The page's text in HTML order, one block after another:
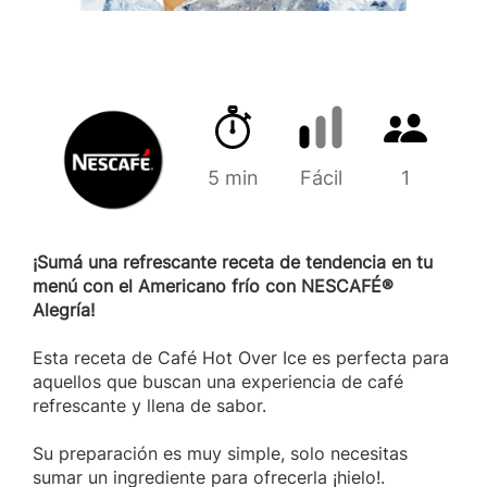
Marca Tiempo de preparación
5 min Dificultad
Fácil
Cantidad
1
¡Sumá una refrescante receta de tendencia en tu
menú con el Americano frío con NESCAFÉ®
Alegría!
Esta receta de Café Hot Over Ice es perfecta para
aquellos que buscan una experiencia de café
refrescante y llena de sabor.
Su preparación es muy simple, solo necesitas
sumar un ingrediente para ofrecerla ¡hielo!.